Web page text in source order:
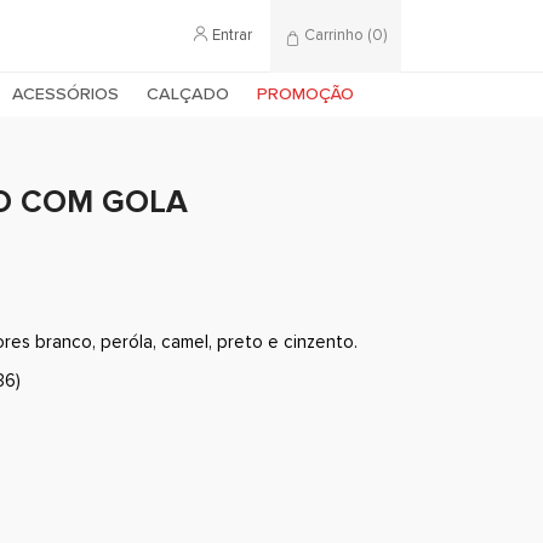
Entrar Carrinho (0)
ACESSÓRIOS CALÇADO PROMOÇÃO
COM GOLA
branco, peróla, camel, preto e cinzento.